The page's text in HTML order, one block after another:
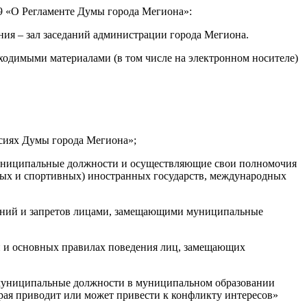
«О Регламенте Думы города Мегиона»:
– зал заседаний администрации города Мегиона.
материалами (в том числе на электронном носителе)
Думы города Мегиона»;
должности и осуществляющие свои полномочия
и спортивных) иностранных государств, международных
и запретов лицами, замещающими муниципальные
основных правилах поведения лиц, замещающих
должности в муниципальном образовании
приводит или может привести к конфликту интересов»